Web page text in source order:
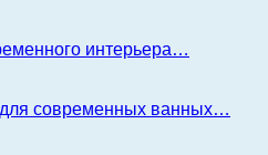
интерьера…
для современных ванных…